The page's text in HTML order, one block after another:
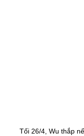
Tối 26/4, Wu thắp